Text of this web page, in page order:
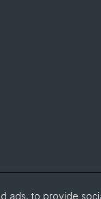
ads, to provide